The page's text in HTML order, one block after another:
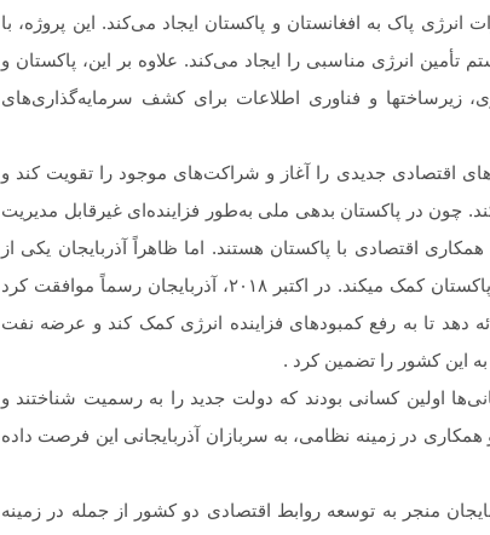
پاک به افغانستان و پاکستان ایجاد می‏‌کند. این پروژه، با
انرژی مناسبی را ایجاد می‏‌کند. علاوه بر این، پاکستان و
زیرساخت‏ها و فناوری اطلاعات برای کشف سرمایه‌گذاری‏‌های
اقتصادی جدیدی را آغاز و شراکت‌های موجود را تقویت ‌کند و
چون در پاکستان بدهی ملی به‌طور فزاینده‌ای غیرقابل مدیریت
اقتصادی با پاکستان هستند. اما ظاهراً آذربایجان یکی از
کشورهای نادر است که امروزه در مواقع ضروری به پاکستان کمک می‏کند. در اکتبر ۲۰۱۸، آذربایجان رسماً موافقت کرد
به پاکستان ارائه دهد تا به رفع کمبودهای فزاینده انرژی کمک کند و عرضه نفت
این کشور را تضمین کرد .
آذربایجان در اوایل دهه ۱۹۹۰، پاکستانی‏‌ها اولین کسانی بودند که دولت جدید را به رسمیت شناختند و
همکاری در زمینه نظامی، به سربازان آذربایجانی این فرصت داده
منجر به توسعه روابط اقتصادی دو کشور از جمله در زمینه